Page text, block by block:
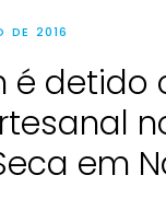
DE 2016
é detido
em